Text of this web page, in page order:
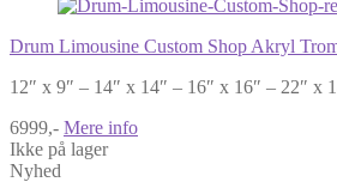
Drum Limousine Custom Shop Akryl
12″ x 9″ – 14″ x 14″ – 16″ x 16″ – 22″ x
6999,- Mere info
Ikke på lager
Nyhed